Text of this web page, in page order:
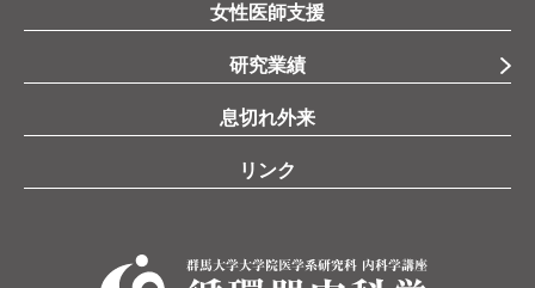
女性医師支援
研究業績
息切れ外来
リンク